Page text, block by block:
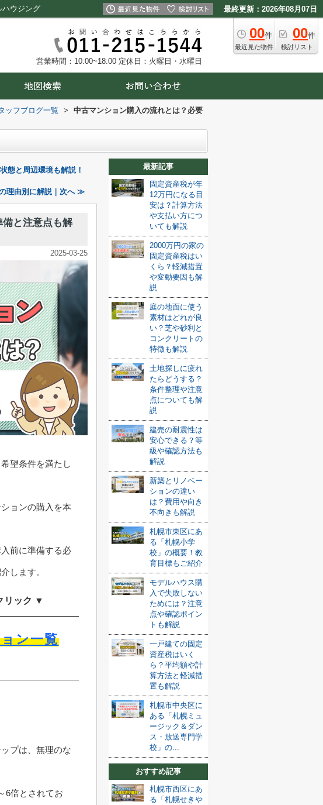
ハウジング 最終更新：2026年08月07日
00件
最近見た物件
00件
検討リスト
営業時間：10:00~18:00 定休日：火曜日・水曜日
ッフブログ一覧 >
中古マンション購入の流れとは？必要
態と周辺環境も解説！
理由別に解説｜次へ ≫
と注意点も解
2025-03-25
望条件を満たし
ョンの購入を本
前に準備する必
します。
リック ▼
ン一覧
プは、無理のな
6倍とされてお
最新記事
固定資産税が年
12万円になる目
安は？計算方法
や支払い方につ
いても解説
2000万円の家の
固定資産税はい
くら？軽減措置
や変動要因も解
説
庭の地面に使う
素材はどれが良
い？芝や砂利と
コンクリートの
特徴も解説
土地探しに疲れ
たらどうする？
条件整理や注意
点についても解
説
建売の耐震性は
安心できる？等
級や確認方法も
解説
新築とリノベー
ションの違い
は？費用や向き
不向きも解説
札幌市東区にあ
る「札幌小学
校」の概要！教
育目標もご紹介
モデルハウス購
入で失敗しない
ためには？注意
点や確認ポイン
トも解説
一戸建ての固定
資産税はいく
ら？平均額や計
算方法と軽減措
置も解説
札幌市中央区に
ある「札幌ミュ
ージック＆ダン
ス・放送専門学
校」の...
おすすめ記事
札幌市西区にあ
る「札幌せきや